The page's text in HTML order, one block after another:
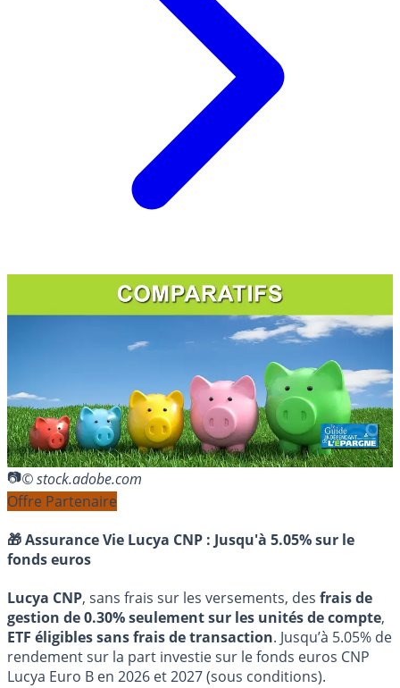
© stock.adobe.com
Offre Partenaire
🎁 Assurance Vie Lucya CNP : Jusqu'à 5.05% sur le
fonds euros
Lucya CNP, sans frais sur les versements, des frais de
gestion de 0.30% seulement sur les unités de compte,
ETF éligibles sans frais de transaction. Jusqu’à 5.05% de
rendement sur la part investie sur le fonds euros CNP
Lucya Euro B en 2026 et 2027 (sous conditions).